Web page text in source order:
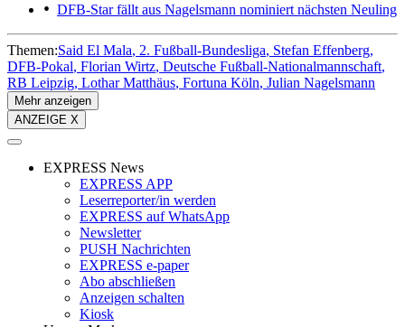
DFB-Star fällt aus Nagelsmann nominiert nächsten Neuling
Themen:Said El Mala 2. Fußball-Bundesliga Stefan Effenberg
DFB-Pokal Florian Wirtz Deutsche Fußball-Nationalmannschaft
RB Leipzig Lothar Matthäus Fortuna Köln Julian Nagelsmann
Mehr anzeigen
ANZEIGE X
EXPRESS News
EXPRESS APP
Leserreporter/in werden
EXPRESS auf WhatsApp
Newsletter
PUSH Nachrichten
EXPRESS e-paper
Abo abschließen
Anzeigen schalten
Kiosk